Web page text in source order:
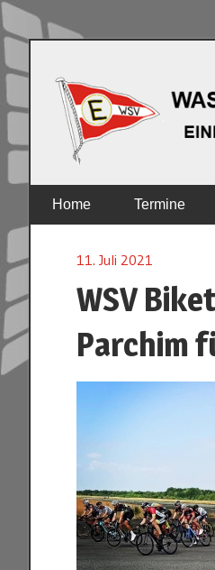
Inhalt
springen
Home Termine
11. Juli 2021
WSV
Parchim